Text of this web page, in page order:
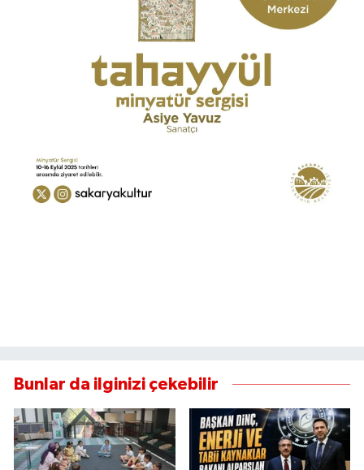
Bunlar da ilginizi çekebilir